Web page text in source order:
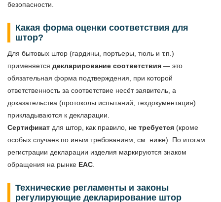
безопасности.
Какая форма оценки соответствия для
штор?
Для бытовых штор (гардины, портьеры, тюль и т.п.)
применяется декларирование соответствия — это
обязательная форма подтверждения, при которой
ответственность за соответствие несёт заявитель, а
доказательства (протоколы испытаний, техдокументация)
прикладываются к декларации.
Сертификат для штор, как правило, не требуется (кроме
особых случаев по иным требованиям, см. ниже). По итогам
регистрации декларации изделия маркируются знаком
обращения на рынке EAC
Технические регламенты и законы
регулирующие декларирование штор